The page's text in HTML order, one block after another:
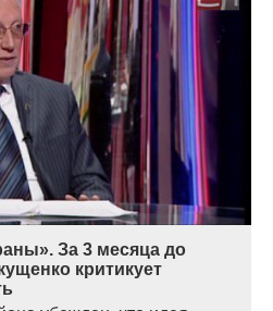
За 3 месяца до
критикует